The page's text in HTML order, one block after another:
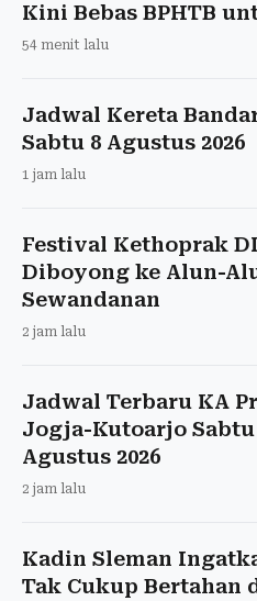
Kini Bebas BPHTB
54 menit lalu
Jadwal Kereta
Sabtu 8 Agustus 2026
1 jam lalu
Festival Kethoprak
Diboyong ke Alun-
Sewandanan
2 jam lalu
Jadwal Terbaru KA
Jogja-Kutoarjo Sabtu
Agustus 2026
2 jam lalu
Kadin Sleman
Tak Cukup Bertahan